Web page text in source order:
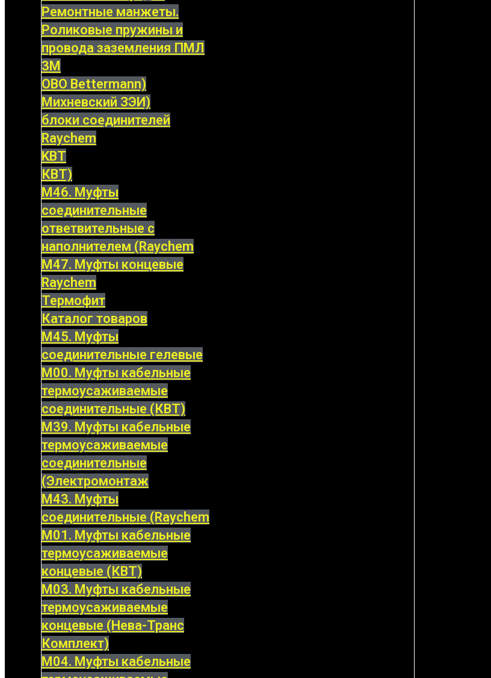
Ремонтные манжеты.
Роликовые пружины и
провода заземления ПМЛ
3M
OBO Bettermann)
Михневский ЗЭИ)
блоки соединителей
Raychem
KBT
КВТ)
М46. Муфты
соединительные
ответвительные с
наполнителем (Raychem
М47. Муфты концевые
Raychem
Термофит
Каталог товаров
М45. Муфты
соединительные гелевые
М00. Муфты кабельные
термоусаживаемые
соединительные (КВТ)
М39. Муфты кабельные
термоусаживаемые
соединительные
(Электромонтаж
М43. Муфты
соединительные (Raychem
М01. Муфты кабельные
термоусаживаемые
концевые (КВТ)
М03. Муфты кабельные
термоусаживаемые
концевые (Нева-Транс
Комплект)
М04. Муфты кабельные